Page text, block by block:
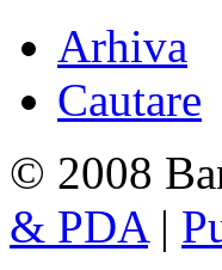
Arhiva
Cautare
© 2008
& PDA|